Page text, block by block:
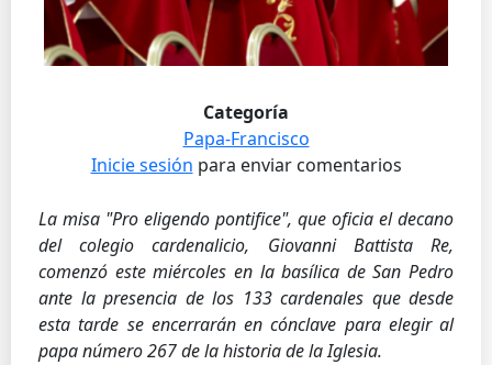
Categoría
Papa-Francisco
Inicie sesión para enviar comentarios
La misa "Pro eligendo pontifice", que oficia el decano
del colegio cardenalicio, Giovanni Battista Re,
comenzó este miércoles en la basílica de San Pedro
ante la presencia de los 133 cardenales que desde
esta tarde se encerrarán en cónclave para elegir al
papa número 267 de la historia de la Iglesia.